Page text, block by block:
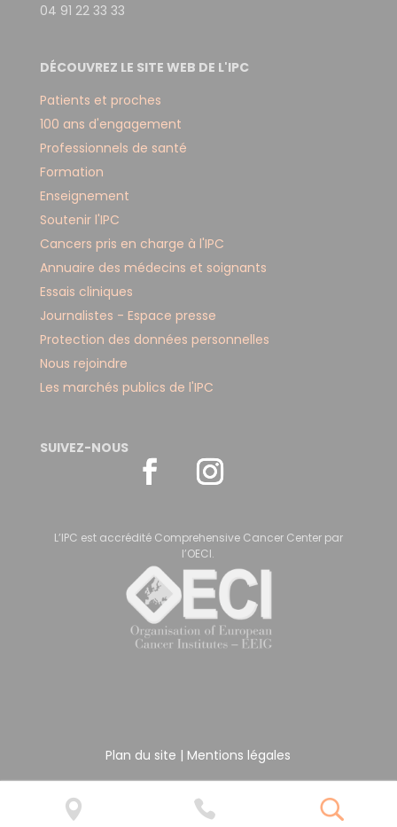
04 91 22 33 33
DÉCOUVREZ LE SITE WEB DE L'IPC
Patients et proches
100 ans d'engagement
Professionnels de santé
Formation
Enseignement
Soutenir l'IPC
Cancers pris en charge à l'IPC
Annuaire des médecins et soignants
Essais cliniques
Journalistes - Espace presse
Protection des données personnelles
Nous rejoindre
Les marchés publics de l'IPC
SUIVEZ-NOUS
L’IPC est accrédité Comprehensive Cancer Center par
l’OECI.
Plan du site | Mentions légales